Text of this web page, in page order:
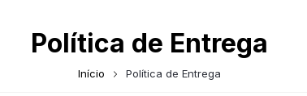
Política de Entrega
Início Política de Entrega